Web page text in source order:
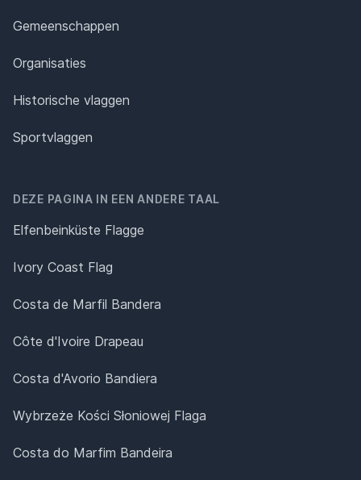
Gemeenschappen
Organisaties
Historische vlaggen
Sportvlaggen
DEZE PAGINA IN EEN ANDERE TAAL
Elfenbeinküste Flagge
Ivory Coast Flag
Costa de Marfil Bandera
Côte d'Ivoire Drapeau
Costa d'Avorio Bandiera
Wybrzeże Kości Słoniowej Flaga
Costa do Marfim Bandeira